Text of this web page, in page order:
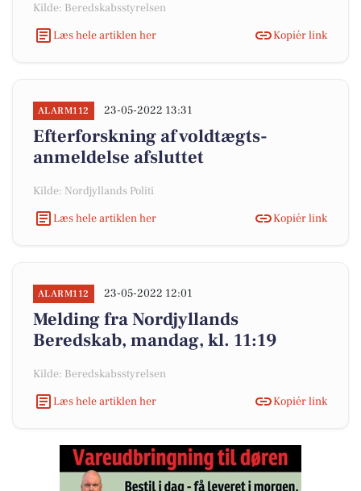
Kilde: Beredskabsstyrelsen
Læs hele artiklen her
Kopiér link
ALARM112 23-05-2022 13:31
Efterforskning af voldtægts-
anmeldelse afsluttet
Kilde: Nordjyllands Politi
Læs hele artiklen her
Kopiér link
ALARM112 23-05-2022 12:01
Melding fra Nordjyllands
Beredskab, mandag, kl. 11:19
Kilde: Beredskabsstyrelsen
Læs hele artiklen her
Kopiér link